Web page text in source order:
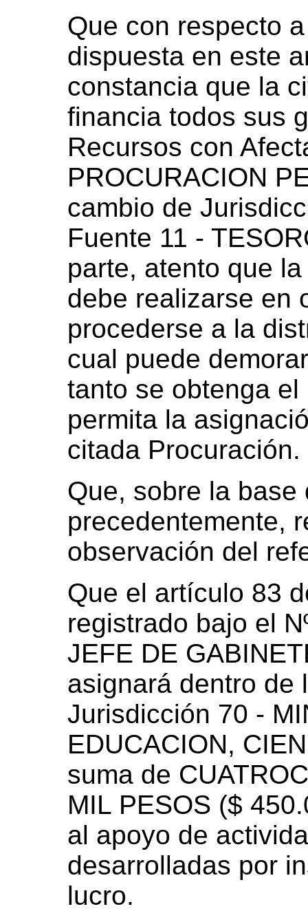
Que con respecto
dispuesta en este
constancia que la
financia todos sus
Recursos con
PROCURACION
cambio de
Fuente 11 -
parte, atento que
debe realizarse en
procederse a la
cual puede
tanto se obtenga
permita la
citada Procuración.
Que, sobre la base
precedentemente,
observación del
Que el artículo 83
registrado bajo el
JEFE DE
asignará dentro de
Jurisdicción 70 -
EDUCACION,
suma de
MIL PESOS ($
al apoyo de
desarrolladas por
lucro.